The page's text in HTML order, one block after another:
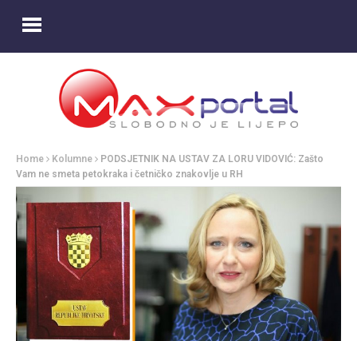
Home Kolumne
PODSJETNIK NA USTAV ZA LORU VIDOVIĆ: Zašto
Vam ne smeta petokraka i četničko znakovlje u RH